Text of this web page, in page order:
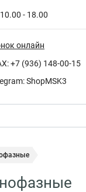
10.00 - 18.00
онлайн
+7 (936) 148-00-15
ShopMSK3